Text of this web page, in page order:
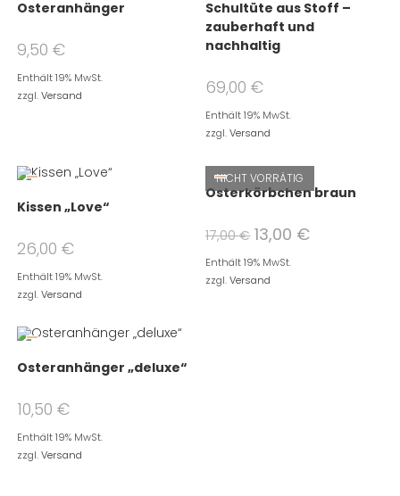
Osteranhänger
9,50 €
Enthält 19% MwSt.
zzgl.Versand
Schultüte aus Stoff –
zauberhaft und
nachhaltig
69,00€
Enthält 19% MwSt.
zzgl.Versand
Kissen „Love“
26,00 €
Enthält 19% MwSt.
zzgl.Versand
NICHT VORRÄTIG
Osterkörbchen braun
17,00€ 13,00 €
Enthält 19% MwSt.
zzgl.Versand
Osteranhänger „deluxe“
10,50 €
Enthält 19% MwSt.
zzgl.Versand